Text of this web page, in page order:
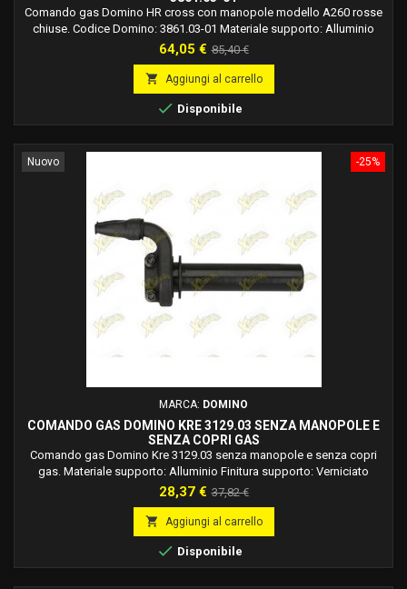
Comando gas Domino HR cross con manopole modello A260 rosse
chiuse. Codice Domino: 3861.03-01 Materiale supporto: Alluminio
Finitura supporto: Verniciato Colore: Nero Corsa Max: 50 mm
Rapidità: 1,9 °/mm Tipo Cavo: Mono Cavo
Prezzo
64,05 € Prezzo
base
85,40 €
 Aggiungi al carrello
 Disponibile
-25%
Nuovo
MARCA: DOMINO
COMANDO GAS DOMINO KRE 3129.03 SENZA MANOPOLE E
SENZA COPRI GAS
Comando gas Domino Kre 3129.03 senza manopole e senza copri
gas. Materiale supporto: Alluminio Finitura supporto: Verniciato
Colore: Nero Corsa Max: 63 mm Rapidità: 3,1 °/mm
Prezzo
28,37 € Prezzo
base
37,82 €
 Aggiungi al carrello
 Disponibile